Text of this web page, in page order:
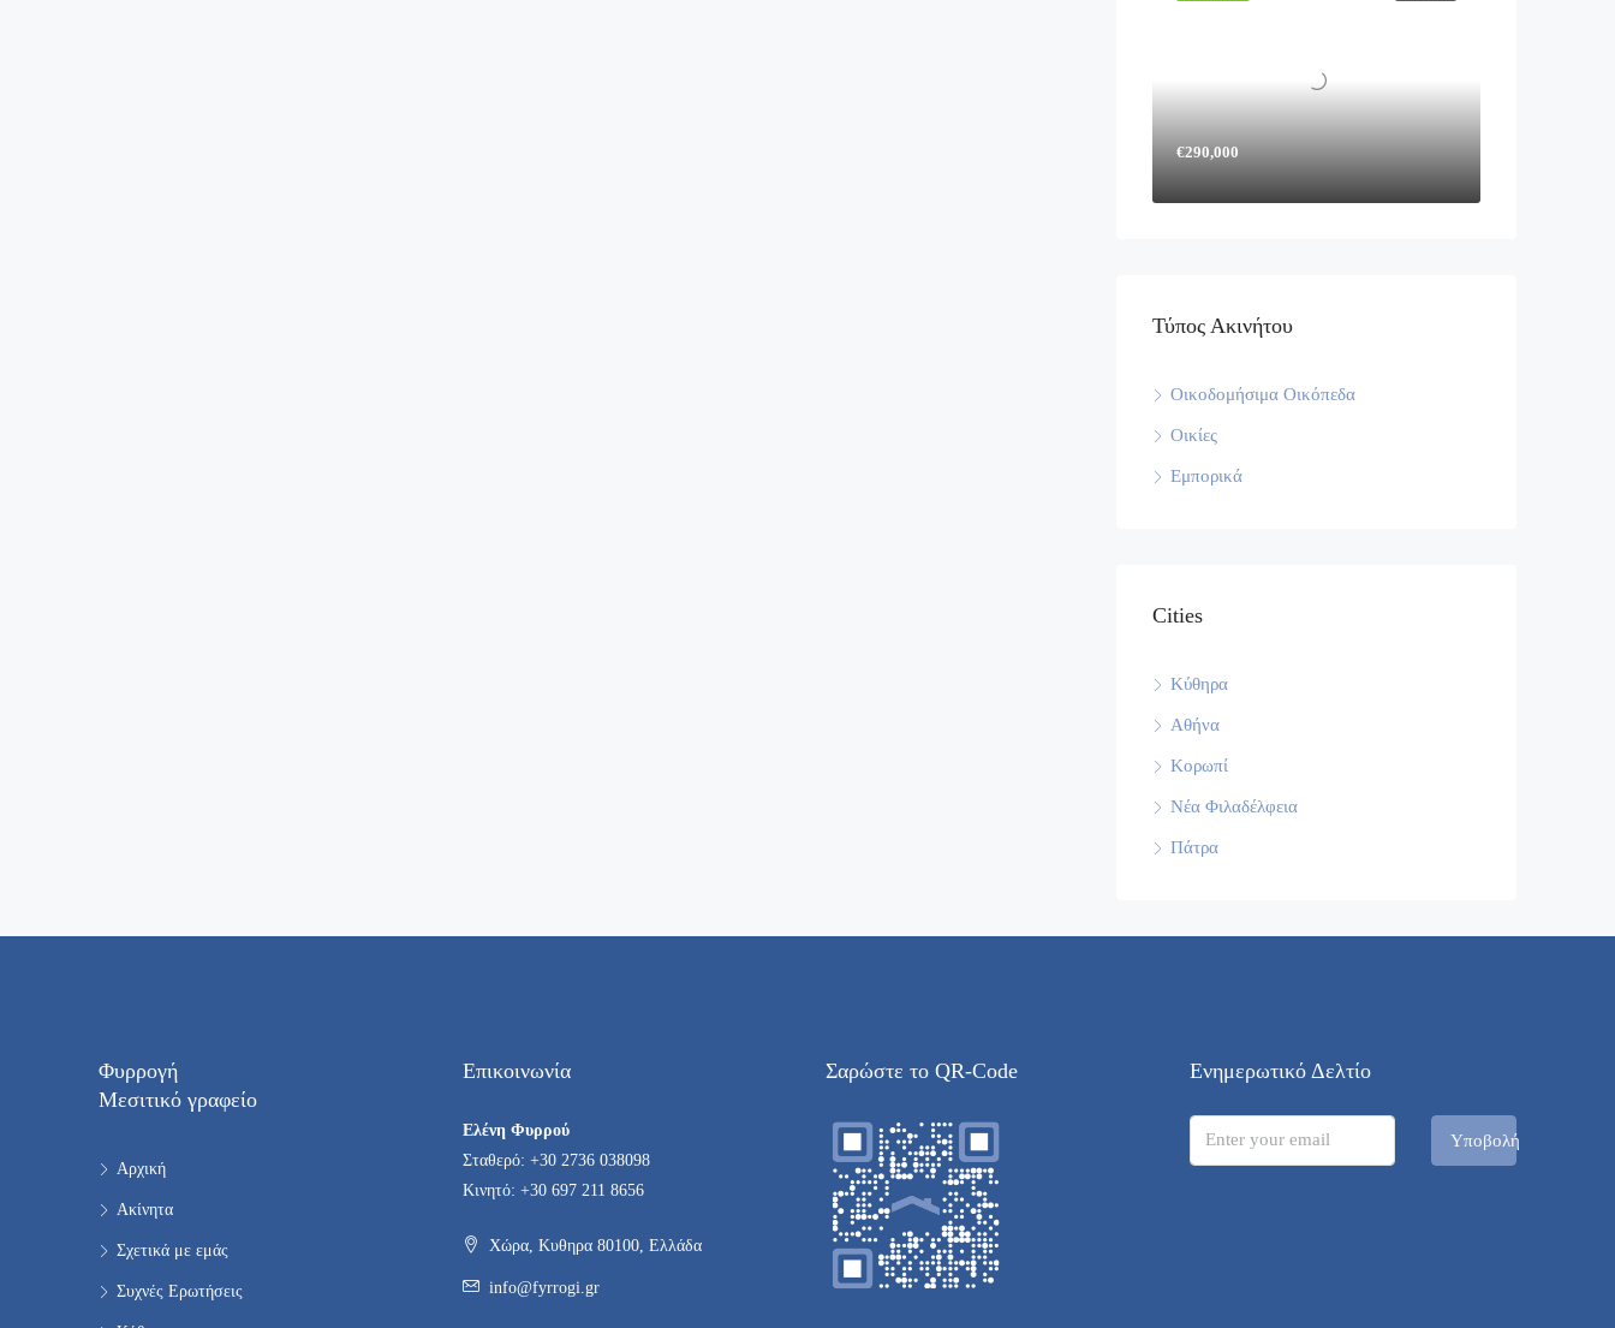
€290,000
Τύπος Ακινήτου
Οικοδομήσιμα Οικόπεδα
Οικίες
Εμπορικά
Cities
Κύθηρα
Αθήνα
Κορωπί
Νέα Φιλαδέλφεια
Πάτρα
Φυρρογή
Μεσιτικό γραφείο
Αρχική
Ακίνητα
Σχετικά με εμάς
Συχνές Ερωτήσεις
Επικοινωνία
Ελένη Φυρρού
Σταθερό: +30 2736 038098
Κινητό: +30 697 211 8656
Χώρα, Κυθηρα 80100, Ελλάδα
info@fyrrogi.gr
Σαρώστε το QR-Code Ενημερωτικό Δελτίο
Υποβολή